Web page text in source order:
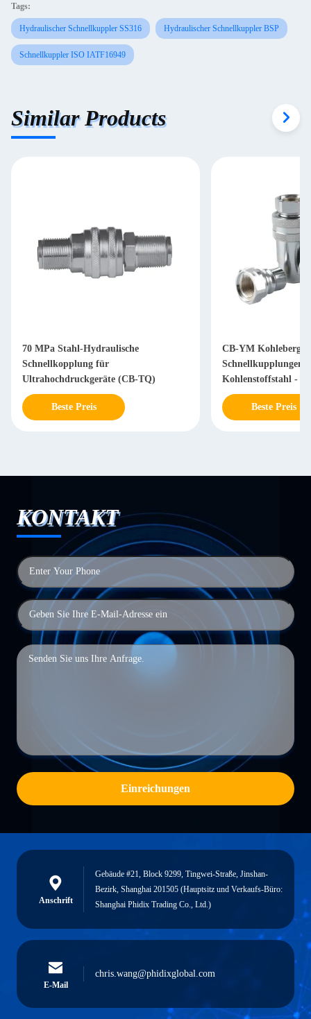
Tags:
Hydraulischer Schnellkuppler SS316 Hydraulischer Schnellkuppler BSP
Schnellkuppler ISO IATF16949
Similar Products
70 MPa Stahl-Hydraulische
Schnellkopplung für
Ultrahochdruckgeräte (CB-TQ)
Beste Preis
CB-YM
Schnellkupplungen
Kohlenstoffstahl -
Beste Preis
KONTAKT
Einreichungen
Anschrift
Gebäude #21, Block 9299, Tingwei-Straße, Jinshan-
Bezirk, Shanghai 201505 (Hauptsitz und Verkaufs-Büro:
Shanghai Phidix Trading Co., Ltd.)
E-Mail
chris.wang@phidixglobal.com